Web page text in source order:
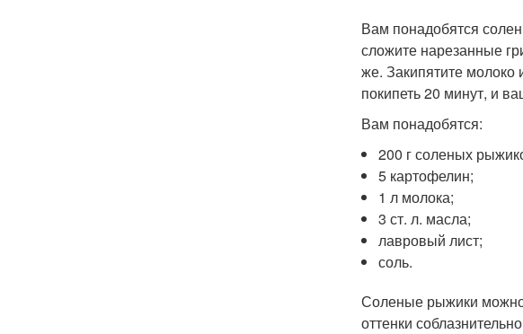
Вам понадобятся
сложите нарезанные
же. Закипятите молоко
покипеть 20 минут, и
Вам понадобятся:
200 г соленых
5 картофелин;
1 л молока;
3 ст. л. масла;
лавровый лист;
соль.
Соленые рыжики можно
оттенки